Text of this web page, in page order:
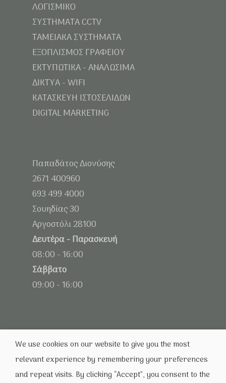
ΛΟΓΙΣΜΙΚΟ
ΣΥΣΤΗΜΑΤΑ CCTV
ΤΑΜΕΙΑΚΑ ΣΥΣΤΗΜΑΤΑ
ΕΞΟΠΛΙΣΜΟΣ ΓΡΑΦΕΙΟΥ
ΕΚΤΥΠΩΤΙΚΑ - ΑΝΑΛΩΣΙΜΑ
ΔΙΚΤΥΑ - WIFI
ΚΑΤΑΣΚΕΥΗ ΙΣΤΟΣΕΛΙΔΩΝ
DIGITAL MARKETING
Παπαδάτος Διονύσης
2671 400960
693 499 4000
Σουηδίας 30
Αργοστόλι 28100
Δευτέρα - Παρασκευή
08:00 - 16:00
Σάββατο
09:00 - 16:00
We use cookies on our website to give you the most
relevant experience by remembering your preferences
and repeat visits. By clicking “Accept”, you consent to the